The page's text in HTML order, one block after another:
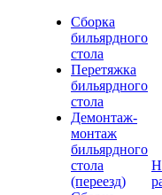
Сборка
бильярдного
стола
Перетяжка
бильярдного
стола
Демонтаж-
монтаж
бильярдного
стола
(переезд)